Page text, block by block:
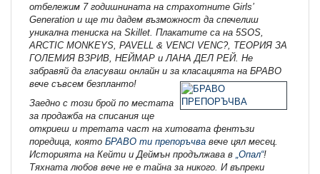
отбележим 7 годишнината на страхотните Girls’
Generation и ще ти дадем възможност да спечелиш
уникална тениска на Skillet. Плакатите са на 5SOS,
ARCTIC MONKEYS, PAVELL & VENCI VENC?, ТЕОРИЯ ЗА
ГОЛЕМИЯ ВЗРИВ, НЕЙМАР и ЛАНА ДЕЛ РЕЙ. Не
забравяй да гласуваш онлайн и за класацията на БРАВО
вече съвсем безпланто!
Заедно с този брой по местата
за продажба на списания ще
откриеш и третата част на хитовата фентъзи
поредица, която БРАВО ти препоръчва вече цял месец.
Историята на Кейти и Деймън продължава в „Опал“!
Тяхната любов вече не е тайна за никого. И въпреки